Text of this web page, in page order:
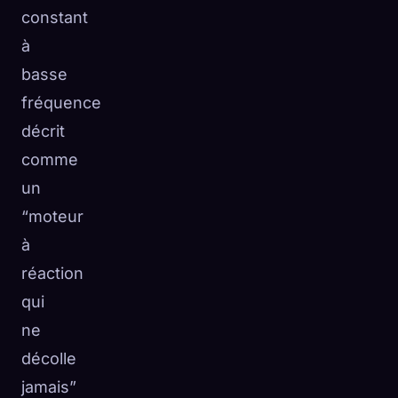
constant
à
basse
fréquence
décrit
comme
un
“moteur
à
réaction
qui
ne
décolle
jamais”